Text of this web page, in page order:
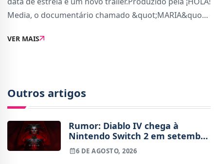
Media, o documentário chamado &quot;MARIA&quot;
apresentadora, bem como da sua grande famíl
VER MAIS
Outros artigos
Rumor: Diablo IV chega à
Nintendo Switch 2 em setembro
e vai custar o preço de um jogo
novo
6 DE AGOSTO, 2026